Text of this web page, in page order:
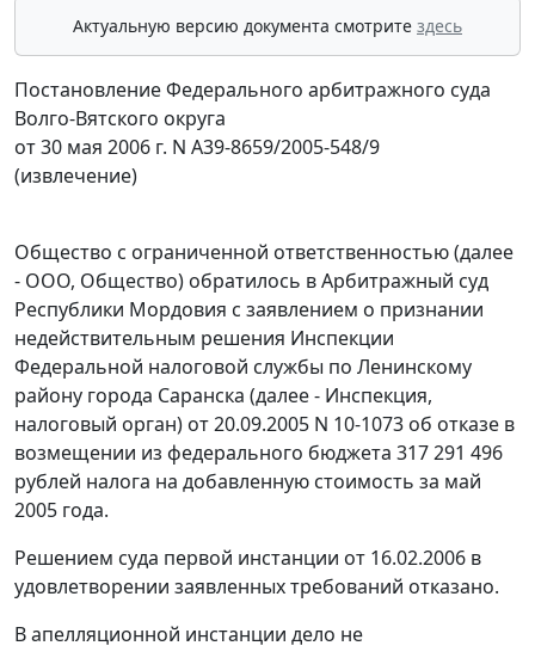
Актуальную версию документа смотрите здесь
Постановление Федерального арбитражного суда
Волго-Вятского округа
от 30 мая 2006 г. N А39-8659/2005-548/9
(извлечение)
Общество с ограниченной ответственностью (далее
- ООО, Общество) обратилось в Арбитражный суд
Республики Мордовия с заявлением о признании
недействительным решения Инспекции
Федеральной налоговой службы по Ленинскому
району города Саранска (далее - Инспекция,
налоговый орган) от 20.09.2005 N 10-1073 об отказе в
возмещении из федерального бюджета 317 291 496
рублей налога на добавленную стоимость за май
2005 года.
Решением суда первой инстанции от 16.02.2006 в
удовлетворении заявленных требований отказано.
В апелляционной инстанции дело не